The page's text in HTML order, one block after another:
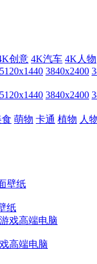
创意 4K汽车 4K人物
5120x1440 3840x2400
5120x1440 3840x2400
食 萌物 卡通 植物 人
纸
高端电脑